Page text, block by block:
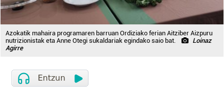
Azokatik mahaira programaren barruan Ordiziako ferian Aitziber Aizpuru
nutrizionistak eta Anne Otegi sukaldariak egindako saio bat.
Loinaz
Agirre